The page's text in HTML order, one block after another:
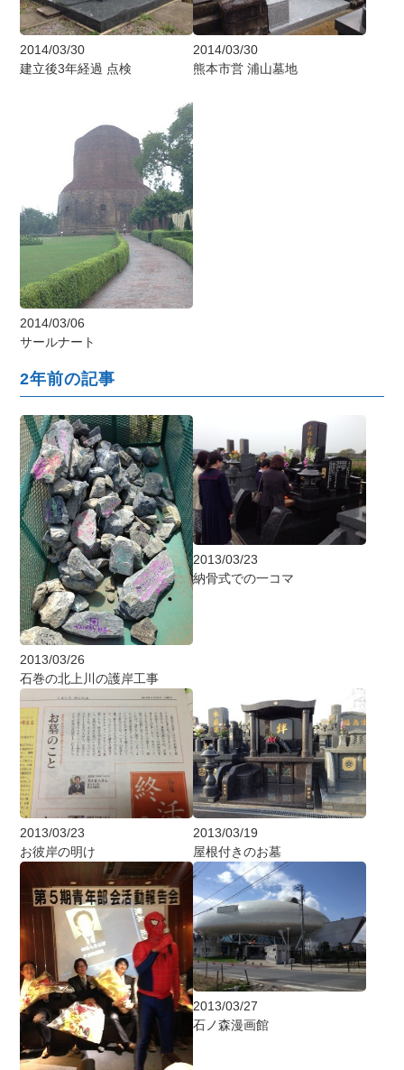
2014/03/30
建立後3年経過 点検
2014/03/30
熊本市営 浦山墓地
2014/03/06
サールナート
2年前の記事
2013/03/26
石巻の北上川の護岸工事
2013/03/23
納骨式での一コマ
2013/03/23
お彼岸の明け
2013/03/19
屋根付きのお墓
2013/03/27
石ノ森漫画館